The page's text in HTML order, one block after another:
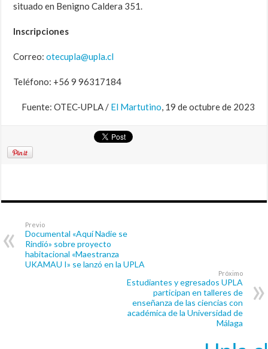
situado en Benigno Caldera 351.
Inscripciones
Correo:otecupla@upla.cl
Teléfono: +56 9 96317184
Fuente: OTEC-UPLA / El Martutino, 19 de octubre de 2023
Previo
Documental «Aquí Nadie se
Rindió» sobre proyecto
habitacional «Maestranza
UKAMAU I» se lanzó en la UPLA
Próximo
Estudiantes y egresados UPLA
participan en talleres de
enseñanza de las ciencias con
académica de la Universidad de
Málaga